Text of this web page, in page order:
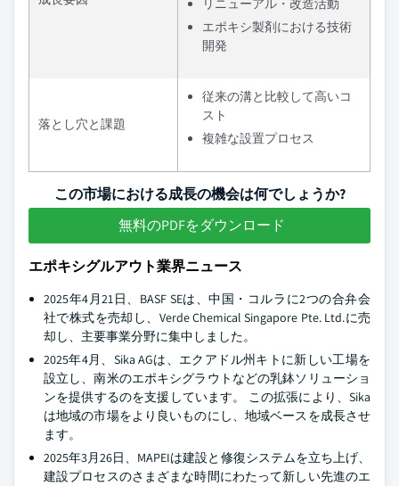
リニューアル・改造活動
エポキシ製剤における技術
開発
落とし穴と課題
従来の溝と比較して高いコ
スト
複雑な設置プロセス
この市場における成長の機会は何でしょうか?
無料のPDFをダウンロード
エポキシグルアウト業界ニュース
2025年4月21日、BASF SEは、中国・コルラに2つの合弁会
社で株式を売却し、Verde Chemical Singapore Pte. Ltd.に売
却し、主要事業分野に集中しました。
2025年4月、Sika AGは、エクアドル州キトに新しい工場を
設立し、南米のエポキシグラウトなどの乳鉢ソリューショ
ンを提供するのを支援しています。 この拡張により、Sika
は地域の市場をより良いものにし、地域ベースを成長させ
ます。
2025年3月26日、MAPEIは建設と修復システムを立ち上げ、
建設プロセスのさまざまな時間にわたって新しい先進のエ